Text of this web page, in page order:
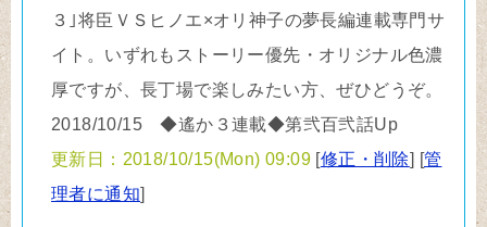
３｣将臣ＶＳヒノエ×オリ神子の夢長編連載専門サ
イト。いずれもストーリー優先・オリジナル色濃
厚ですが、長丁場で楽しみたい方、ぜひどうぞ。
2018/10/15 ◆遙か３連載◆第弐百弐話Up
更新日：2018/10/15(Mon) 09:09 [修正・削除] [管
理者に通知]